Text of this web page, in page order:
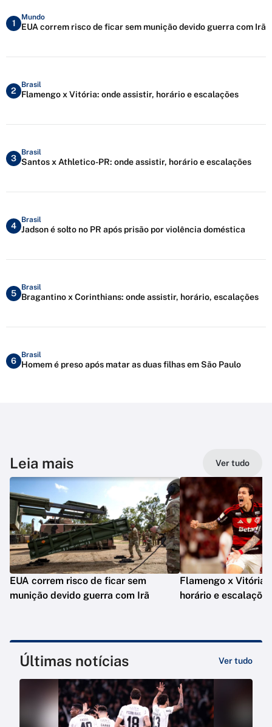
1
Mundo
EUA correm risco de ficar sem munição devido guerra com Irã
2
Brasil
Flamengo x Vitória: onde assistir, horário e escalações
3
Brasil
Santos x Athletico-PR: onde assistir, horário e escalações
4
Brasil
Jadson é solto no PR após prisão por violência doméstica
5
Brasil
Bragantino x Corinthians: onde assistir, horário, escalações
6
Brasil
Homem é preso após matar as duas filhas em São Paulo
Leia mais Ver tudo
EUA correm risco de ficar sem
munição devido guerra com Irã
Flamengo x Vitória:
horário e escalações
Últimas notícias Ver tudo